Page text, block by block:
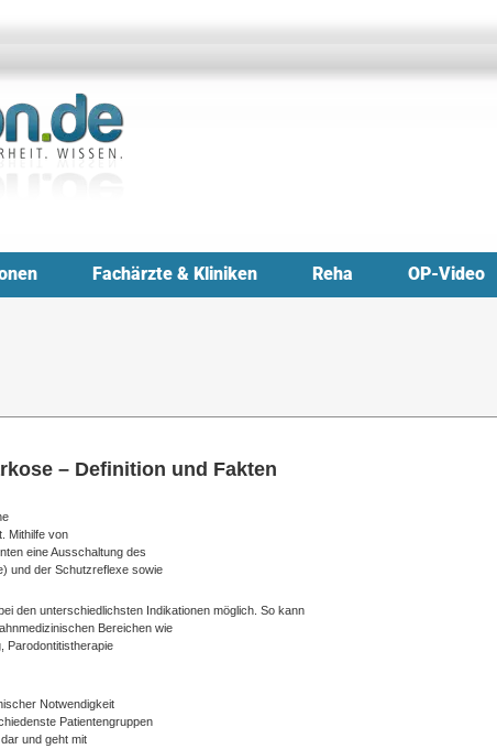
Fachärzte & Kliniken Reha OP-Video
– Definition und Fakten
Mithilfe von
eine Ausschaltung des
und der Schutzreflexe sowie
den unterschiedlichsten Indikationen möglich. So kann
Bereichen wie
Parodontitistherapie
Notwendigkeit
Patientengruppen
und geht mit